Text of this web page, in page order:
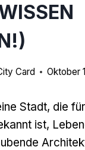
Card Oktober
Stadt, die
ist,